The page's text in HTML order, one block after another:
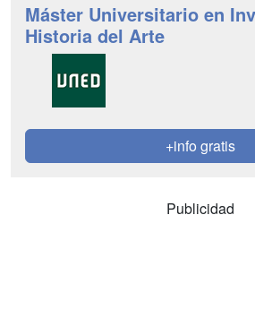
Máster Universitario en
Historia del Arte
+info gratis
Publicidad